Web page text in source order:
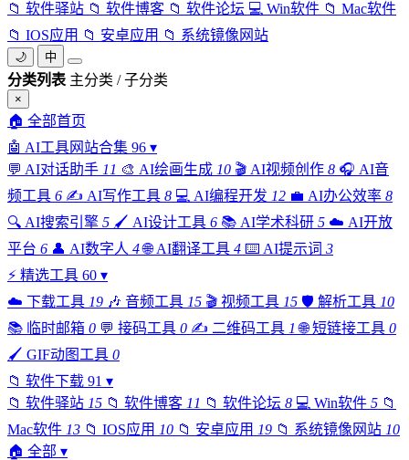
📁 软件驿站 📁 软件博客 📁 软件论坛 💻 Win软件 📁 Mac软件
📁 IOS应用 📁 安卓应用 📁 系统镜像网站
🌙 中
分类列表 主分类 / 子分类
×
🏠 全部首页
🤖 AI工具网站合集 96 ▾
💬 AI对话助手 11 🎨 AI绘画生成 10 🎬 AI视频创作 8 🎧 AI音
频工具 6 ✍️ AI写作工具 8 💻 AI编程开发 12 💼 AI办公效率 8
🔍 AI搜索引擎 5 🖌️ AI设计工具 6 📚 AI学术科研 5 ☁️ AI开放
平台 6 👤 AI数字人 4 🌐 AI翻译工具 4 ⌨️ AI提示词 3
⚡ 精选工具 60 ▾
☁️ 下载工具 19 🎶 音频工具 15 🎬 视频工具 15 🛡️ 解析工具 10
📚 临时邮箱 0 💬 接码工具 0 ✍️ 二维码工具 1 🌐 短链接工具 0
🖌️ GIF动图工具 0
📁 软件下载 91 ▾
📁 软件驿站 15 📁 软件博客 11 📁 软件论坛 8 💻 Win软件 5 📁
Mac软件 13 📁 IOS应用 10 📁 安卓应用 19 📁 系统镜像网站 10
🏠 全部 ▾